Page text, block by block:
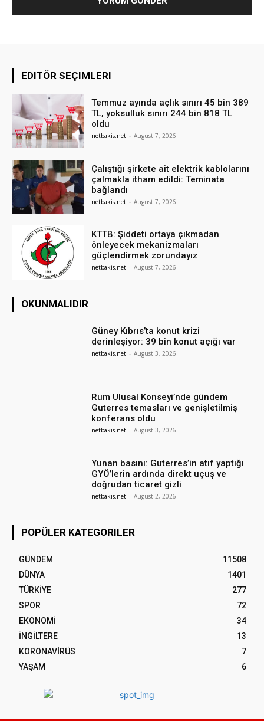
EDITÖR SEÇIMLERI
Temmuz ayında açlık sınırı 45 bin 389
TL, yoksulluk sınırı 244 bin 818 TL
oldu
netbakis.net - August 7, 2026
Çalıştığı şirkete ait elektrik kablolarını
çalmakla itham edildi: Teminata
bağlandı
netbakis.net - August 7, 2026
KTTB: Şiddeti ortaya çıkmadan
önleyecek mekanizmaları
güçlendirmek zorundayız
netbakis.net - August 7, 2026
OKUNMALIDIR
Güney Kıbrıs’ta konut krizi
derinleşiyor: 39 bin konut açığı var
netbakis.net - August 3, 2026
Rum Ulusal Konseyi’nde gündem
Guterres temasları ve genişletilmiş
konferans oldu
netbakis.net - August 3, 2026
Yunan basını: Guterres’in atıf yaptığı
GYÖ’lerin ardında direkt uçuş ve
doğrudan ticaret gizli
netbakis.net - August 2, 2026
POPÜLER KATEGORILER
GÜNDEM
11508
DÜNYA
1401
TÜRKİYE
277
SPOR
72
EKONOMİ
34
İNGİLTERE
13
KORONAVİRÜS
7
YAŞAM
6